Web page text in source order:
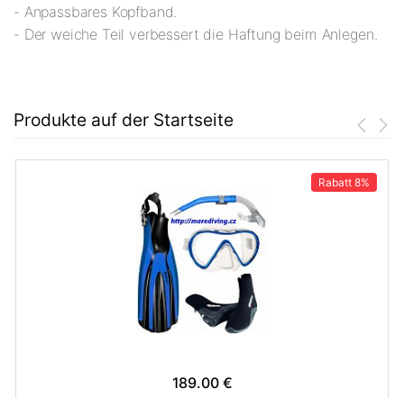
- Anpassbares Kopfband.
- Der weiche Teil verbessert die Haftung beim Anlegen.
Produkte auf der Startseite
Rabatt 8%
189.00 €